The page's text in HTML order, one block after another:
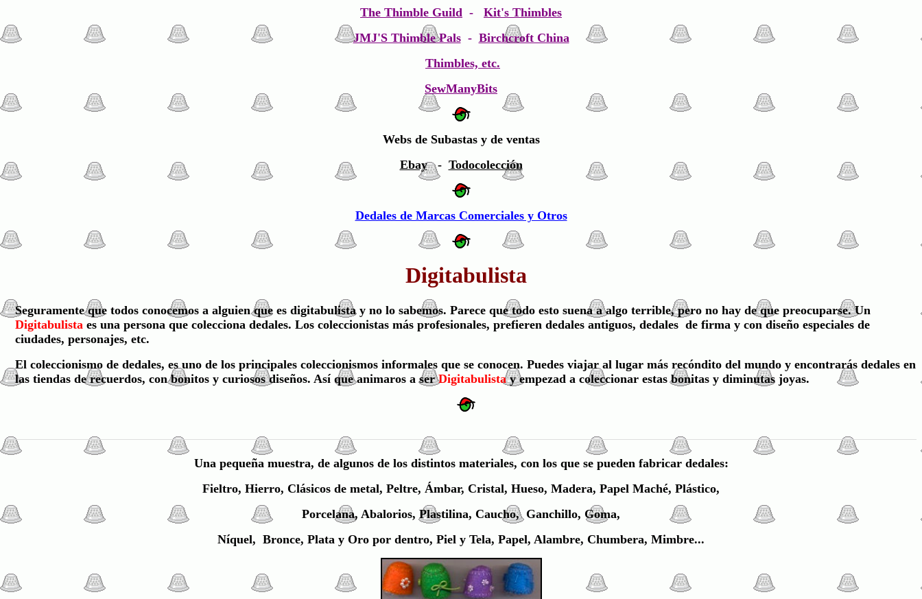
The Thimble Guild - Kit's Thimbles
JMJ'S Thimble Pals- Birchcroft China
Thimbles, etc.
SewManyBits
Webs de Subastas y de ventas
Ebay- Todocolección
Dedales de Marcas Comerciales y Otros
Digitabulista
Seguramente que todos conocemos a alguien que es digitabulistay no lo sabemos. Parece que todo esto suena a algo terrible, pero no hay de que preocuparse. Un
Digitabulista es una persona que colecciona dedales. Los coleccionistas más profesionales, prefieren dedales antiguos, dedales de firma y con diseño especiales de
ciudades, personajes, etc.
El coleccionismo de dedales, es uno de los principales coleccionismos informales que se conocen. Puedes viajar al lugar más recóndito del mundo y encontrarás dedales en
las tiendas de recuerdos, con bonitos y curiosos diseños. Así que animaros a serDigitabulistay empezad a coleccionar estas bonitas y diminutas joyas.
Una pequeña muestra, de algunos de los distintos materiales, con los que se pueden fabricar dedales:
Fieltro, Hierro, Clásicos de metal, Peltre, Ámbar, Cristal, Hueso, Madera, Papel Maché, Plástico,
Porcelana, Abalorios, Plastilina, Caucho, Ganchillo, Goma,
Níquel, Bronce, Plata y Oro por dentro, Piel y Tela, Papel, Alambre, Chumbera, Mimbre...